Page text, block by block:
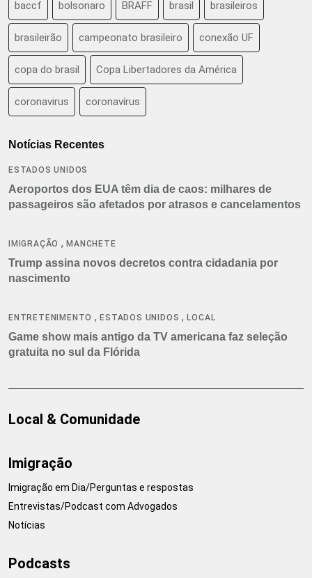
baccf bolsonaro BRAFF brasil brasileiros
brasileirão campeonato brasileiro conexão UF
copa do brasil Copa Libertadores da América
coronavirus coronavírus
Notícias Recentes
ESTADOS UNIDOS
Aeroportos dos EUA têm dia de caos: milhares de
passageiros são afetados por atrasos e cancelamentos
IMIGRAÇÃO ,MANCHETE
Trump assina novos decretos contra cidadania por
nascimento
ENTRETENIMENTO ,ESTADOS UNIDOS ,LOCAL
Game show mais antigo da TV americana faz seleção
gratuita no sul da Flórida
Local & Comunidade
Imigração
Imigração em Dia/Perguntas e respostas
Entrevistas/Podcast com Advogados
Notícias
Podcasts